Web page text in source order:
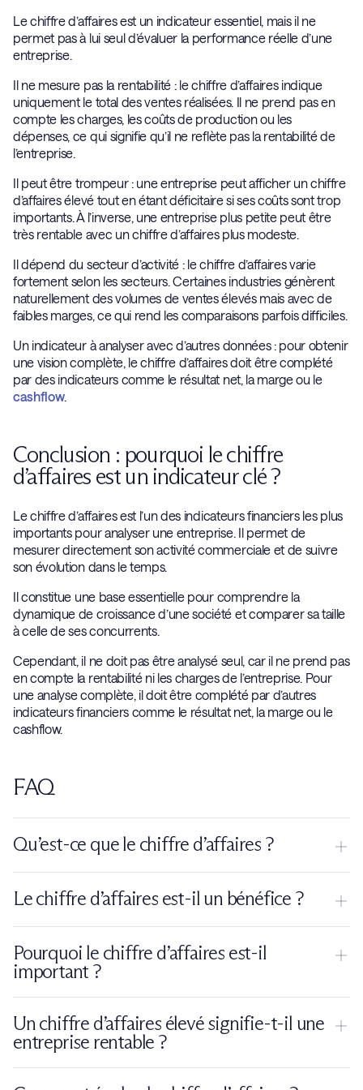
Le chiffre d’affaires est un indicateur essentiel, mais il ne
permet pas à lui seul d’évaluer la performance réelle d’une
entreprise.
Il ne mesure pas la rentabilité : le chiffre d’affaires indique
uniquement le total des ventes réalisées. Il ne prend pas en
compte les charges, les coûts de production ou les
dépenses, ce qui signifie qu’il ne reflète pas la rentabilité de
l’entreprise.
Il peut être trompeur : une entreprise peut afficher un chiffre
d’affaires élevé tout en étant déficitaire si ses coûts sont trop
importants. À l’inverse, une entreprise plus petite peut être
très rentable avec un chiffre d’affaires plus modeste.
Il dépend du secteur d’activité : le chiffre d’affaires varie
fortement selon les secteurs. Certaines industries génèrent
naturellement des volumes de ventes élevés mais avec de
faibles marges, ce qui rend les comparaisons parfois difficiles.
Un indicateur à analyser avec d’autres données : pour obtenir
une vision complète, le chiffre d’affaires doit être complété
par des indicateurs comme le résultat net, la marge ou le
cashflow.
Conclusion : pourquoi le chiffre
d’affaires est un indicateur clé ?
Le chiffre d’affaires est l’un des indicateurs financiers les plus
importants pour analyser une entreprise. Il permet de
mesurer directement son activité commerciale et de suivre
son évolution dans le temps.
Il constitue une base essentielle pour comprendre la
dynamique de croissance d’une société et comparer sa taille
à celle de ses concurrents.
Cependant, il ne doit pas être analysé seul, car il ne prend pas
en compte la rentabilité ni les charges de l’entreprise. Pour
une analyse complète, il doit être complété par d’autres
indicateurs financiers comme le résultat net, la marge ou le
cashflow.
FAQ
Qu’est-ce que le chiffre d’affaires ?
ou de services réalisées par une entreprise sur une période
donnée.
Le chiffre d’affaires est-il un bénéfice ?
Le bénéfice correspond à ce qu’il reste après déduction de
toutes les charges.
Pourquoi le chiffre d’affaires est-il
important ?
de suivre sa croissance et de comparer sa performance
avec celle d’autres entreprises.
Un chiffre d’affaires élevé signifie-t-il une
entreprise rentable ?